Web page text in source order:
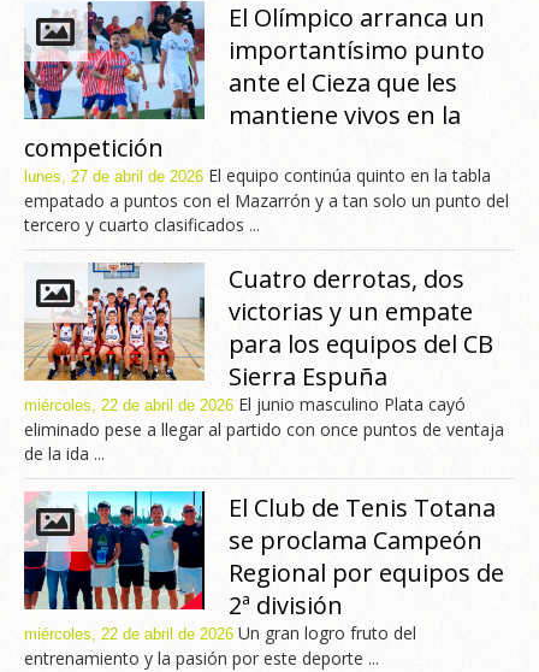
El Olímpico arranca un
importantísimo punto
ante el Cieza que les
mantiene vivos en la
competición
lunes, 27 de abril de 2026 El equipo continúa quinto en la tabla
empatado a puntos con el Mazarrón y a tan solo un punto del
tercero y cuarto clasificados ...
Cuatro derrotas, dos
victorias y un empate
para los equipos del CB
Sierra Espuña
miércoles, 22 de abril de 2026 El junio masculino Plata cayó
eliminado pese a llegar al partido con once puntos de ventaja
de la ida ...
El Club de Tenis Totana
se proclama Campeón
Regional por equipos de
2ª división
miércoles, 22 de abril de 2026 Un gran logro fruto del
entrenamiento y la pasión por este deporte ...